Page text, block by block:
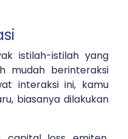
istilah-istilah yang
mudah berinteraksi
interaksi ini, kamu
biasanya dilakukan